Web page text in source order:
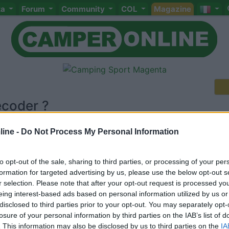
- Do Not Process My Personal Information
opt-out of the sale, sharing to third parties, or processing of your
for targeted advertising by us, please use the below opt-out
selection. Please note that after your opt-out request is processed
interest-based ads based on personal information utilized by us
to third parties prior to your opt-out. You may separately
of your personal information by third parties on the IAB’s list of
This information may also be disclosed by us to third parties on the
Forum Community COL Magazine
?
Meccanica Cellula Accessori Eventi Leggi Comportamenti
Attivi
< 1 >